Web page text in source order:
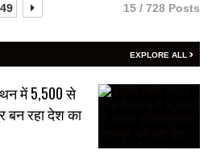
49 15 / 728 Posts
EXPLORE ALL
में 5,500 से
बन रहा देश का